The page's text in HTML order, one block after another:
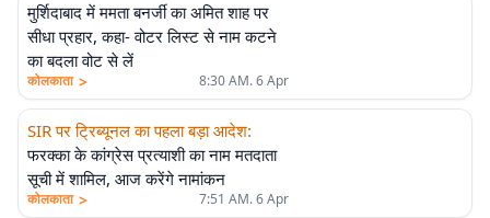
मुर्शिदाबाद में ममता बनर्जी का अमित शाह पर
सीधा प्रहार, कहा- वोटर लिस्ट से नाम कटने
का बदला वोट से लें
कोलकाता > 8:30 AM. 6 Apr
SIR पर ट्रिब्यूनल का पहला बड़ा आदेश:
फरक्का के कांग्रेस प्रत्याशी का नाम मतदाता
सूची में शामिल, आज करेंगे नामांकन
कोलकाता > 7:51 AM. 6 Apr